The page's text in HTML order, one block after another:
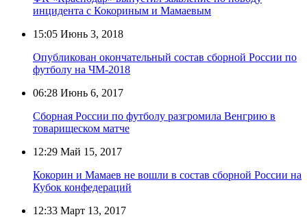
инцидента с Кокориным и Мамаевым
15:05 Июнь 3, 2018
Опубликован окончательный состав сборной России по
футболу на ЧМ-2018
06:28 Июнь 6, 2017
Сборная России по футболу разгромила Венгрию в
товарищеском матче
12:29 Май 15, 2017
Кокорин и Мамаев не вошли в состав сборной России на
Кубок конфедераций
12:33 Март 13, 2017